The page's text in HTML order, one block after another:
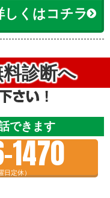
しくはコチラ
診断へ
できます
1470
定休）